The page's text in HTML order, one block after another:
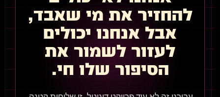
להחזיר את מי שאבד,
אבל אנחנו יכולים
לעזור לשמור את
הסיפור שלו חי.